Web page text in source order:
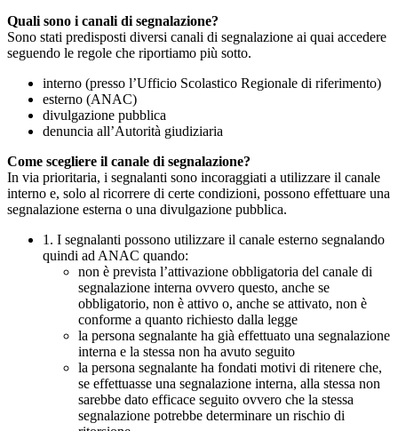
Quali sono i canali di segnalazione?
Sono stati predisposti diversi canali di segnalazione ai quai accedere
seguendo le regole che riportiamo più sotto.
interno (presso l’Ufficio Scolastico Regionale di riferimento)
esterno (ANAC)
divulgazione pubblica
denuncia all’Autorità giudiziaria
Come scegliere il canale di segnalazione?
In via prioritaria, i segnalanti sono incoraggiati a utilizzare il canale
interno e, solo al ricorrere di certe condizioni, possono effettuare una
segnalazione esterna o una divulgazione pubblica.
1. I segnalanti possono utilizzare il canale esterno segnalando
quindi ad ANAC quando:
non è prevista l’attivazione obbligatoria del canale di
segnalazione interna ovvero questo, anche se
obbligatorio, non è attivo o, anche se attivato, non è
conforme a quanto richiesto dalla legge
la persona segnalante ha già effettuato una segnalazione
interna e la stessa non ha avuto seguito
la persona segnalante ha fondati motivi di ritenere che,
se effettuasse una segnalazione interna, alla stessa non
sarebbe dato efficace seguito ovvero che la stessa
segnalazione potrebbe determinare un rischio di